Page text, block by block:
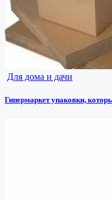
Для дома и дачи
Гипермаркет упаковки,